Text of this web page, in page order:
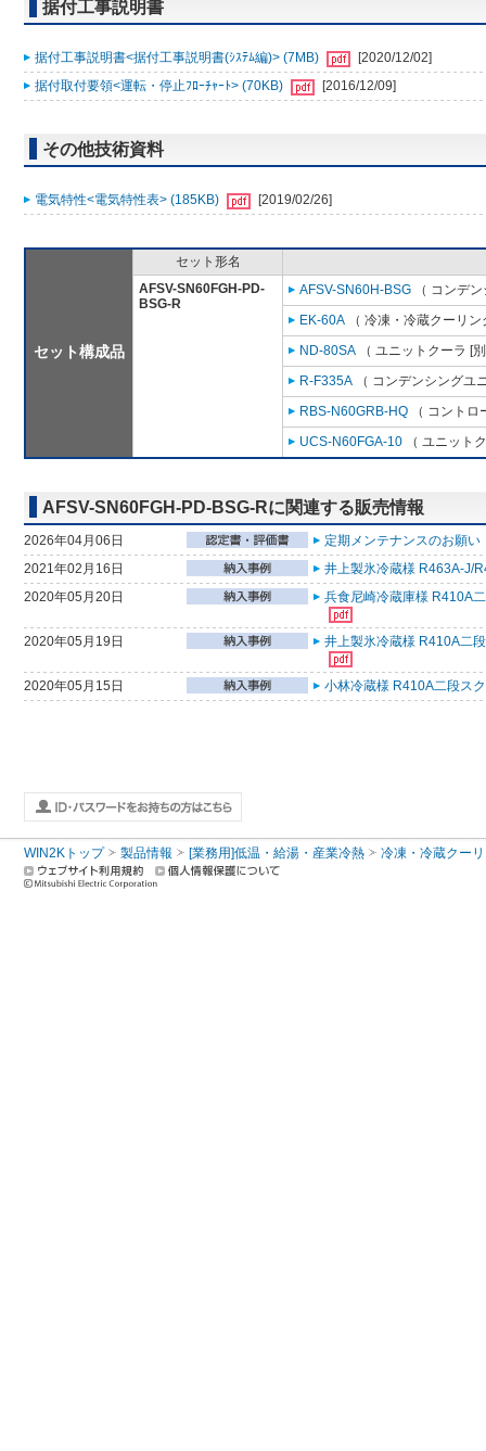
据付工事説明書
据付工事説明書<据付工事説明書(ｼｽﾃﾑ編)> (7MB)
[2020/12/02]
据付取付要領<運転・停止ﾌﾛｰﾁｬｰﾄ> (70KB)
[2016/12/09]
その他技術資料
電気特性<電気特性表> (185KB) [2019/02/26]
セット構成品
セット形名
AFSV-SN60FGH-PD-
BSG-R
AFSV-SN60H-BSG （ コンデ
EK-60A （ 冷凍・冷蔵クーリ
ND-80SA （ ユニットクーラ [
R-F335A （ コンデンシングユ
RBS-N60GRB-HQ （ コント
UCS-N60FGA-10 （ ユニット
AFSV-SN60FGH-PD-BSG-Rに関連する販売情報
2026年04月06日
定期メンテナンスのお願
2021年02月16日
井上製氷冷蔵様 R463A-J/
2020年05月20日
兵食尼崎冷蔵庫様 R410A
2020年05月19日 井上製氷冷蔵様 R410A二
2020年05月15日 小林冷蔵様 R410A二段ス
WIN2Kトップ 製品情報 [業務用]低温・給湯・産業冷熱 冷凍・冷蔵クー